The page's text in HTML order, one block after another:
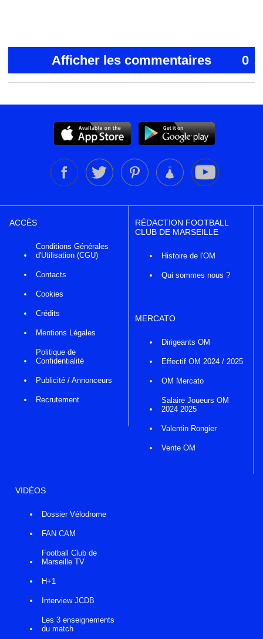
Afficher les commentaires 0
ACCÈS
Conditions Générales
d'Utilisation (CGU)
Contacts
Cookies
Crédits
Mentions Légales
Politique de
Confidentialité
Publicité / Annonceurs
Recrutement
RÉDACTION FOOTBALL
CLUB DE MARSEILLE
Histoire de l'OM
Qui sommes nous ?
MERCATO
Dirigeants OM
Effectif OM 2024 / 2025
OM Mercato
Salaire Joueurs OM
2024 2025
Valentin Rongier
Vente OM
VIDÉOS
Dossier Vélodrome
FAN CAM
Football Club de
Marseille TV
H+1
Interview JCDB
Les 3 enseignements
du match